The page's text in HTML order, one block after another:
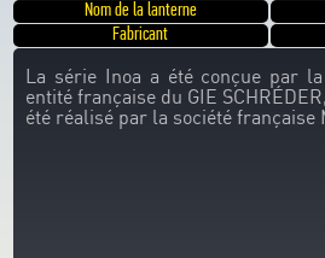
Nom de la lanterne
Fabricant
La série Inoa a été conçue par la
entité française du GIE
été réalisé par la société française